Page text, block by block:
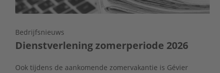
Bedrijfsnieuws
Dienstverlening zomerperiode 2026
Ook tijdens de aankomende zomervakantie is Gévier